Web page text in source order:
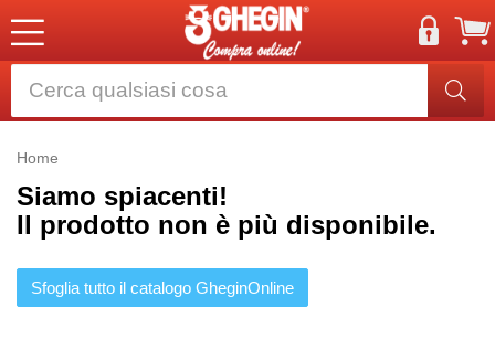
Home
Siamo spiacenti!
Il prodotto non è più disponibile.
Sfoglia tutto il catalogo GheginOnline